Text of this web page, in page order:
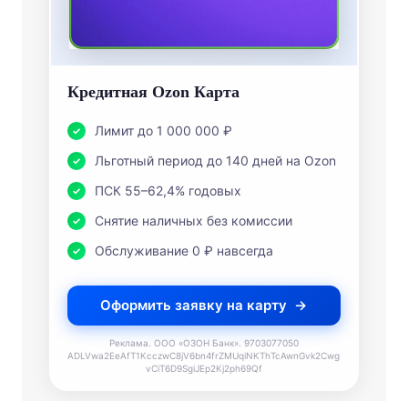
Кредитная Ozon Карта
Лимит до 1 000 000 ₽
Льготный период до 140 дней на Ozon
ПСК 55–62,4% годовых
Снятие наличных без комиссии
Обслуживание 0 ₽ навсегда
Оформить заявку на карту
Реклама. ООО «ОЗОН Банк». 9703077050
ADLVwa2EeAfT1KcczwC8jV6bn4frZMUqiNKThTcAwnGvk2Cwg
vCiT6D9SgiJEp2Kj2ph69Qf